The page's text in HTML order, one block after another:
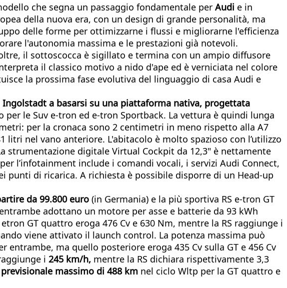
che segna un passaggio fondamentale per Audi e in
della nuova era, con un design di grande personalità, ma
delle forme per ottimizzarne i flussi e migliorarne l'efficienza
l'autonomia massima e le prestazioni già notevoli.
il sottoscocca è sigillato e termina con un ampio diffusore
il classico motivo a nido d'ape ed è verniciata nel colore
la prossima fase evolutiva del linguaggio di casa Audi e
a basarsi su una piattaforma nativa, progettata
per le Suv e-tron ed e-tron Sportback. La vettura è quindi lunga
per la cronaca sono 2 centimetri in meno rispetto alla A7
nel vano anteriore. L'abitacolo è molto spazioso con l’utilizzo
strumentazione digitale Virtual Cockpit da 12,3" è nettamente
l’infotainment include i comandi vocali, i servizi Audi Connect,
di ricarica. A richiesta è possibile disporre di un Head-up
da 99.800 euro (in Germania) e la più sportiva RS e-tron GT
adottano un motore per asse e batterie da 93 kWh
GT quattro eroga 476 Cv e 630 Nm, mentre la RS raggiunge i
viene attivato il launch control. La potenza massima può
ma quello posteriore eroga 435 Cv sulla GT e 456 Cv
i 245 km/h, mentre la RS dichiara rispettivamente 3,3
massimo di 488 km nel ciclo Wltp per la GT quattro e